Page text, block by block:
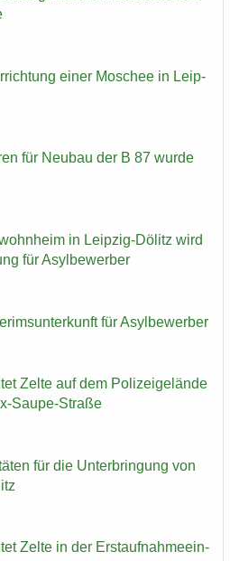
einer Mo­schee in Leip­
für Neu­bau der B 87 wurde
in Leipzig-​Dölitz wird
für Asyl­be­wer­ber
für Asyl­be­wer­ber
Zelte auf dem Po­li­zei­ge­län­de
​Saupe-Straße
für die Un­ter­brin­gung von
Zelte in der Erst­auf­nah­me­ein­